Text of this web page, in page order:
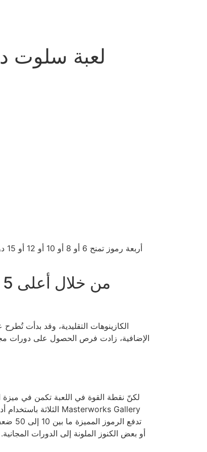
لعبة سلوت
أربعة رموز تمنح 6 أو 8 أو 10 أو 12 أو 15 دورة إضافية. خمسة رموز تمنح 6 أو 8 أو 10 دورات إضافية. ثلاثة رموز تمنح 2 أو 3 أو 4 دورات إضافية.
لكنّ نقطة القوة في اللعبة تكمن في